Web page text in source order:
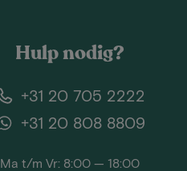
Hulp nodig?
+31 20 705 2222
+31 20 808 8809
Ma t/m Vr: 8:00 — 18:00